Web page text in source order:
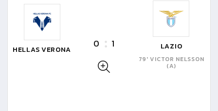
HELLAS VERONA 0 1 LAZIO
79' VICTOR NELSSON
(A)